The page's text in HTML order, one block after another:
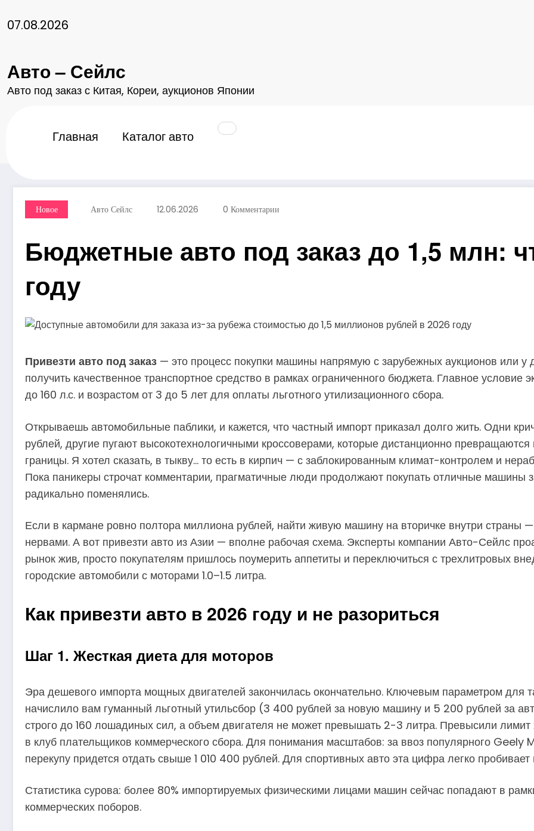
07.08.2026
Авто – Сейлс
Авто под заказ с Китая, Кореи, аукционов Японии
Главная Каталог авто
Бюджетные авто под заказ до 1,5 млн: что привезти в 2026 году
Новое Авто Сейлс 12.06.2026 0 Комментарии
Бюджетные авто под заказ до 1,5 млн:
году
Привезти авто под заказ — это процесс покупки машины напрямую с зарубежных аукционов или у
получить качественное транспортное средство в рамках ограниченного бюджета. Главное
до 160 л.с. и возрастом от 3 до 5 лет для оплаты льготного утилизационного сбора.
Открываешь автомобильные паблики, и кажется, что частный импорт приказал долго жить. Одни
рублей, другие пугают высокотехнологичными кроссоверами, которые дистанционно
границы. Я хотел сказать, в тыкву… то есть в кирпич — с заблокированным климат-контролем и
Пока паникеры строчат комментарии, прагматичные люди продолжают покупать отличные машины
радикально поменялись.
Если в кармане ровно полтора миллиона рублей, найти живую машину на вторичке внутри страны
нервами. А вот привезти авто из Азии — вполне рабочая схема. Эксперты компании Авто-Сейлс
рынок жив, просто покупателям пришлось поумерить аппетиты и переключиться с трехлитровых
городские автомобили с моторами 1.0–1.5 литра.
Как привезти авто в 2026 году и не разориться
Шаг 1. Жесткая диета для моторов
Эра дешевого импорта мощных двигателей закончилась окончательно. Ключевым параметром для
начислило вам гуманный льготный утильсбор (3 400 рублей за новую машину и 5 200 рублей за
строго до 160 лошадиных сил, а объем двигателя не может превышать 2-3 литра. Превысили
в клуб плательщиков коммерческого сбора. Для понимания масштабов: за ввоз популярного
перекупу придется отдать свыше 1 010 400 рублей. Для спортивных авто эта цифра легко
Статистика сурова: более 80% импортируемых физическими лицами машин сейчас попадают в
коммерческих поборов.